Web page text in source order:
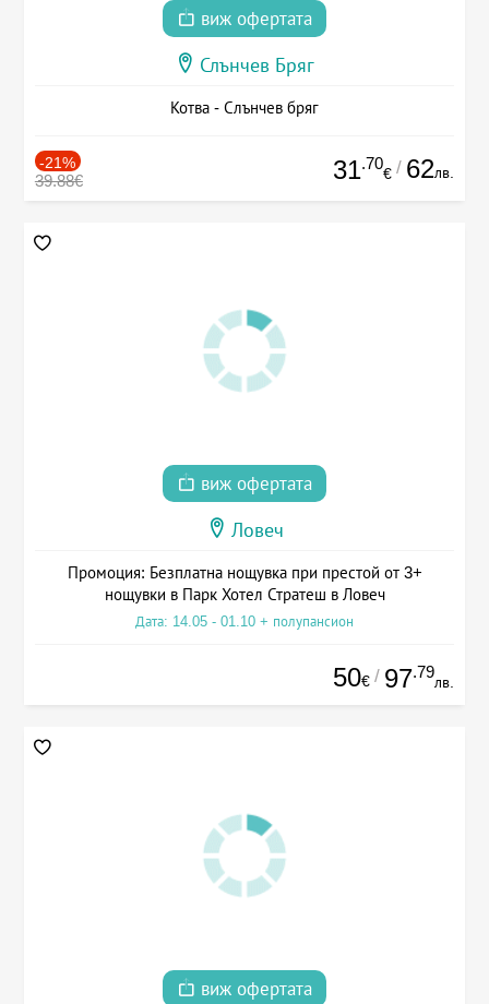
виж офертата
Слънчев Бряг
Котва - Слънчев бряг
-21%
39.88€ 31.70
€ / 62лв.
виж офертата
Ловеч
Промоция: Безплатна нощувка при престой от 3+
нощувки в Парк Хотел Стратеш в Ловеч
Дата: 14.05 - 01.10 + полупансион
50€ / 97.79
лв.
виж офертата